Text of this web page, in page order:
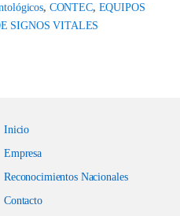
, CONTEC, EQUIPOS
SIGNOS VITALES
Inicio
Empresa
Reconocimientos Nacionales
Contacto